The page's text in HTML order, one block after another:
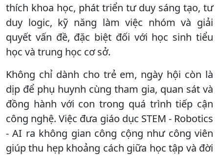
thích khoa học, phát triển tư duy sáng tạo, tư
duy logic, kỹ năng làm việc nhóm và giải
quyết vấn đề, đặc biệt đối với học sinh tiểu
học và trung học cơ sở.
Không chỉ dành cho trẻ em, ngày hội còn là
dịp để phụ huynh cùng tham gia, quan sát và
đồng hành với con trong quá trình tiếp cận
công nghệ. Việc đưa giáo dục STEM - Robotics
- AI ra không gian công cộng như công viên
giúp thu hẹp khoảng cách giữa học tập và đời